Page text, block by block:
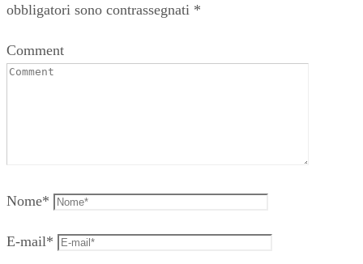
obbligatori sono contrassegnati *
Comment
Nome*
E-mail*